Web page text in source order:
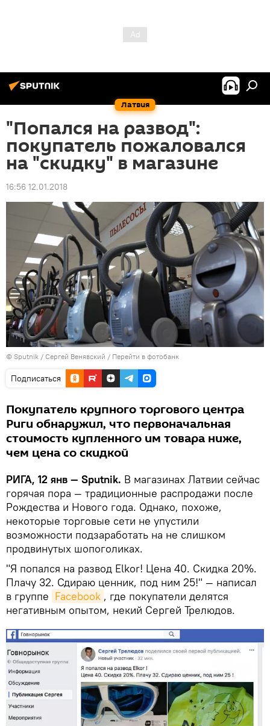
Латвия
"Попался на развод":
покупатель пожаловался
на "скидку" в магазине
16:56 12.01.2018
© Sputnik / Сергей Венявский / Перейти в фотобанк
Подписаться
Покупатель крупного торгового центра
Риги обнаружил, что первоначальная
стоимость купленного им товара ниже,
чем цена со скидкой
РИГА, 12 янв — Sputnik. В магазинах Латвии сейчас
горячая пора — традиционные распродажи после
Рождества и Нового года. Однако, похоже,
некоторые торговые сети не упустили
возможности подзаработать на не слишком
продвинутых шопоголиках.
"Я попался на развод Elkor! Цена 40. Скидка 20%.
Плачу 32. Сдираю ценник, под ним 25!" — написал
в группе Facebook , где покупатели делятся
негативным опытом, некий Сергей Трелюдов.